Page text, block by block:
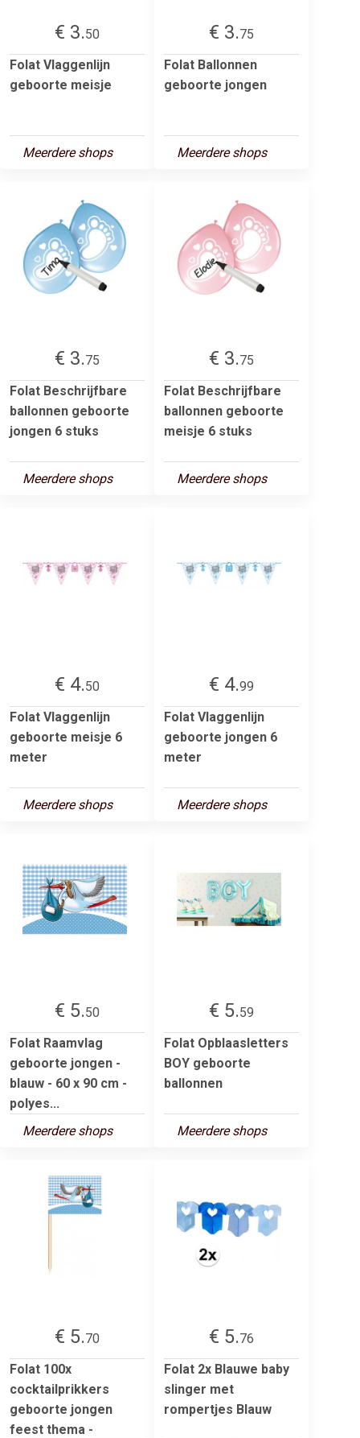
€ 3.50
Folat Vlaggenlijn
geboorte meisje
Meerdere shops
€ 3.75
Folat Ballonnen
geboorte jongen
Meerdere shops
€ 3.75
Folat Beschrijfbare
ballonnen geboorte
jongen 6 stuks
Meerdere shops
€ 3.75
Folat Beschrijfbare
ballonnen geboorte
meisje 6 stuks
Meerdere shops
€ 4.50
Folat Vlaggenlijn
geboorte meisje 6
meter
Meerdere shops
€ 4.99
Folat Vlaggenlijn
geboorte jongen 6
meter
Meerdere shops
€ 5.50
Folat Raamvlag
geboorte jongen -
blauw - 60 x 90 cm -
polyes...
Meerdere shops
€ 5.59
Folat Opblaasletters
BOY geboorte
ballonnen
Meerdere shops
€ 5.70
Folat 100x
cocktailprikkers
geboorte jongen
feest thema -
€ 5.76
Folat 2x Blauwe baby
slinger met
rompertjes Blauw